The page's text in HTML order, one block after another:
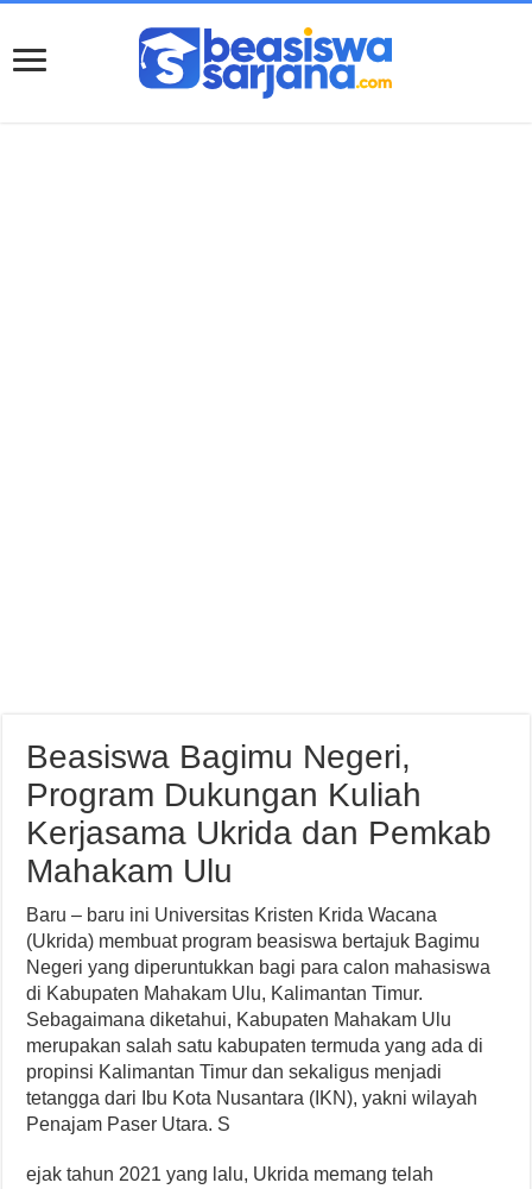
Beasiswa Bagimu Negeri,
Program Dukungan Kuliah
Kerjasama Ukrida dan Pemkab
Mahakam Ulu
Baru – baru ini Universitas Kristen Krida Wacana
(Ukrida) membuat program beasiswa bertajuk Bagimu
Negeri yang diperuntukkan bagi para calon mahasiswa
di Kabupaten Mahakam Ulu, Kalimantan Timur.
Sebagaimana diketahui, Kabupaten Mahakam Ulu
merupakan salah satu kabupaten termuda yang ada di
propinsi Kalimantan Timur dan sekaligus menjadi
tetangga dari Ibu Kota Nusantara (IKN), yakni wilayah
Penajam Paser Utara. S
ejak tahun 2021 yang lalu, Ukrida memang telah